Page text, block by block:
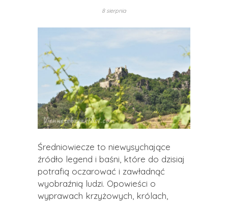
8 sierpnia
Średniowiecze to niewysychające
źródło legend i baśni, które do dzisiaj
potrafią oczarować i zawładnąć
wyobraźnią ludzi. Opowieści o
wyprawach krzyżowych, królach,